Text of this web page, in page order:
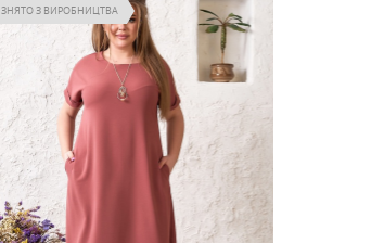
Немає в наявності
ЗНЯТО З ВИРОБНИЦТВА